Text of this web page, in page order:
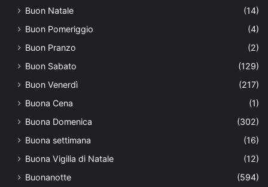
Buon Natale
(14)
Buon Pomeriggio
(4)
Buon Pranzo
(2)
Buon Sabato
(129)
Buon Venerdì
(217)
Buona Cena
(1)
Buona Domenica
(302)
Buona settimana
(16)
Buona Vigilia di Natale
(12)
Buonanotte
(594)